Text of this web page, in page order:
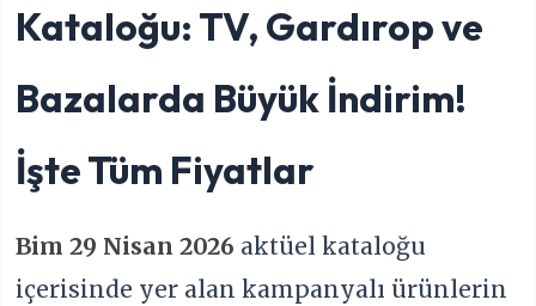
Kataloğu: TV, Gardırop ve
Bazalarda Büyük İndirim!
İşte Tüm Fiyatlar
Bim 29 Nisan 2026 aktüel kataloğu
içerisinde yer alan kampanyalı ürünlerin